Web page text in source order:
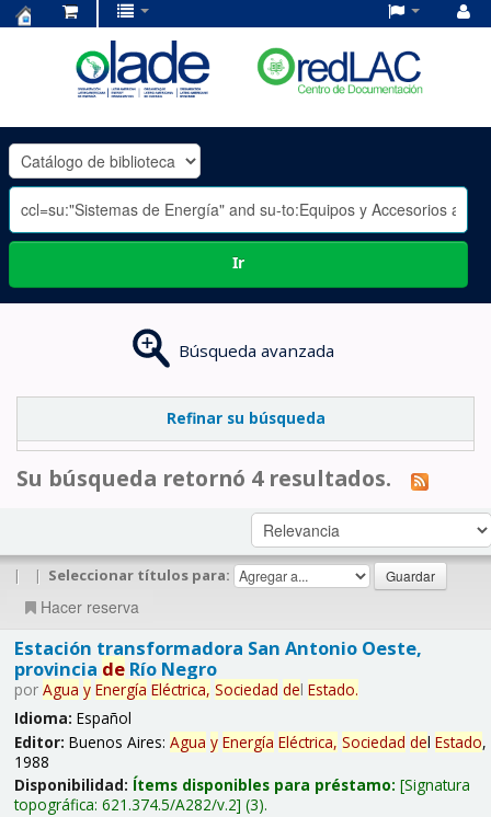
OLADE
-
Ir
Búsqueda avanzada
Refinar su búsqueda
Su búsqueda retornó 4 resultados.
| | Seleccionar títulos para:
Hacer reserva
Estación transformadora San Antonio Oeste,
provincia deRío Negro
por Agua y Energía Eléctrica, Sociedad del Estado.
Idioma: Español
Editor: Buenos Aires: Agua y Energía Eléctrica, Sociedad del Estado,
1988
Disponibilidad: Ítems disponibles para préstamo: Signatura
topográfica: 621.374.5/A282/v.2 (3).